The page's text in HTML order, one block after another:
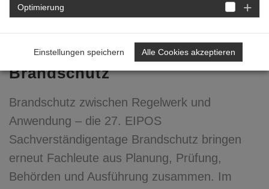
27. EIPOS
Sachverständigentage
Brandschutz
Brandschutz zwischen Regelwerk und
Anwendung – die 27. EIPOS
Sachverständigentage Brandschutz bringen
erneut Fachleute aus Planung, Prüfung,
Behörden und Ausführung zusammen. Im
Optimierung
Einstellungen speichern Alle Cookies akzeptieren